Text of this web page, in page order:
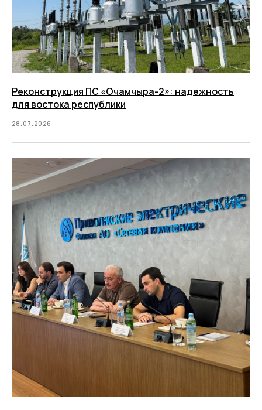
Реконструкция ПС «Очамчыра-2»: надежность
для востока республики
28.07.2026